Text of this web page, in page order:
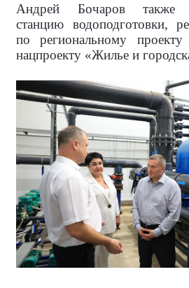
Андрей Бочаров также
станцию водоподготовки,
по региональному
нацпроекту «Жилье и